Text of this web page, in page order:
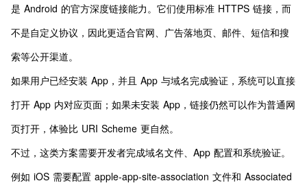
是 Android 的官方深度链接能力。它们使用标准 HTTPS 链接，而
不是自定义协议，因此更适合官网、广告落地页、邮件、短信和搜
索等公开渠道。
如果用户已经安装 App，并且 App 与域名完成验证，系统可以直接
打开 App 内对应页面；如果未安装 App，链接仍然可以作为普通网
页打开，体验比 URI Scheme 更自然。
不过，这类方案需要开发者完成域名文件、App 配置和系统验证。
例如 iOS 需要配置 apple-app-site-association 文件和 Associated